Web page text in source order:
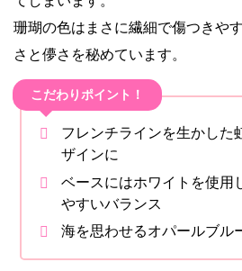
珊瑚の色はまさに繊細で傷つきや
さと儚さを秘めています。
こだわりポイント！
フレンチラインを生かした
ザインに
ベースにはホワイトを使用
やすいバランス
海を思わせるオパールブル